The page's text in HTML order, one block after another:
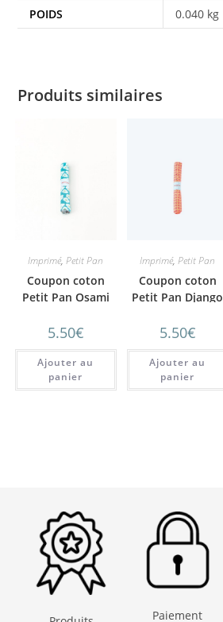
POIDS 0.040 kg
Produits similaires
Imprimé,Petit Pan
Coupon coton
Petit Pan Osami
5.50€
Ajouter au
panier
Imprimé,Petit Pan
Coupon coton
Petit Pan Django
5.50€
Ajouter au
panier
Paiement